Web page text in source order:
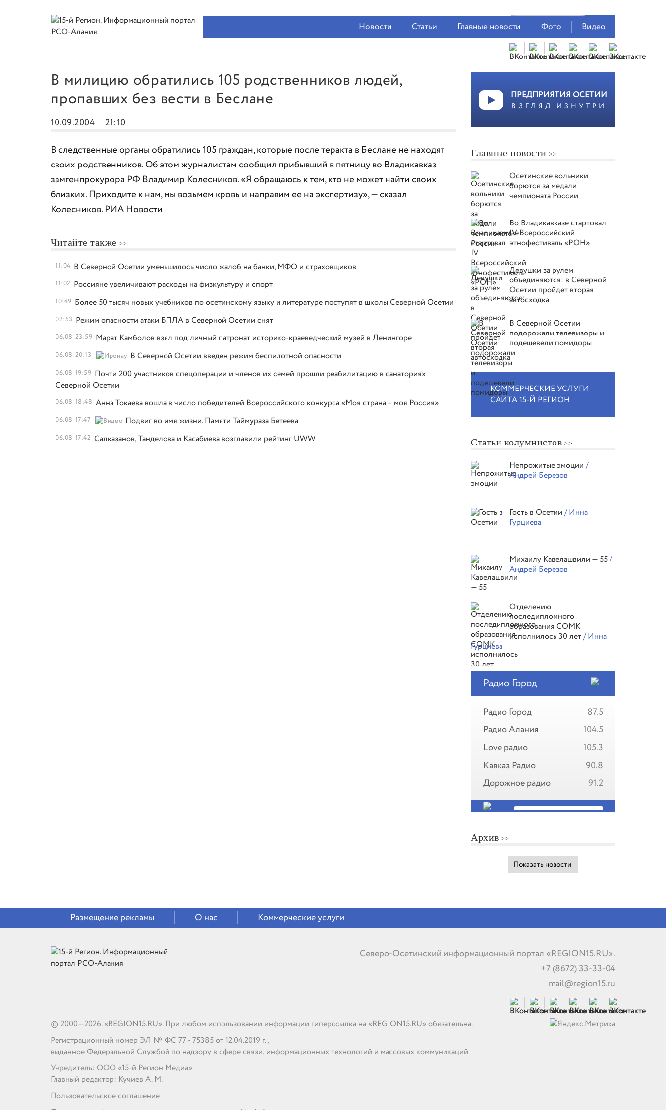
2.64 м/с
Новости Статьи Главные новости Фото Видео
В милицию обратились 105 родственников людей,
пропавших без вести в Беслане
10.09.2004 21:10
В следственные органы обратились 105 граждан, которые после теракта в Беслане не находят
своих родственников. Об этом журналистам сообщил прибывший в пятницу во Владикавказ
замгенпрокурора РФ Владимир Колесников. «Я обращаюсь к тем, кто не может найти своих
близких. Приходите к нам, мы возьмем кровь и направим ее на экспертизу», — сказал
Колесников. РИА Новости
Читайте также
11:04 В Северной Осетии уменьшилось число жалоб на банки, МФО и страховщиков
11:02 Россияне увеличивают расходы на физкультуру и спорт
10:49 Более 50 тысяч новых учебников по осетинскому языку и литературе поступят в школы Северной Осетии
02:53 Режим опасности атаки БПЛА в Северной Осетии снят
06.08 23:59 Марат Камболов взял под личный патронат историко-краеведческий музей в Ленингоре
06.08 20:13 В Северной Осетии введен режим беспилотной опасности
06.08 19:59 Почти 200 участников спецоперации и членов их семей прошли реабилитацию в санаториях
Северной Осетии
06.08 18:48 Анна Токаева вошла в число победителей Всероссийского конкурса «Моя страна – моя Россия»
06.08 17:47 Подвиг во имя жизни. Памяти Таймураза Бетеева
06.08 17:42 Салказанов, Танделова и Касабиева возглавили рейтинг UWW
ПРЕДПРИЯТИЯ ОСЕТИИ
ВЗГЛЯД ИЗНУТРИ
Главные новости
Осетинские вольники
борются за медали
чемпионата России
Во Владикавказе стартовал
IV Всероссийский
этнофестиваль «РОН»
Девушки за рулем
объединяются: в Северной
Осетии пройдет вторая
автосходка
В Северной Осетии
подорожали телевизоры и
подешевели помидоры
КОММЕРЧЕСКИЕ УСЛУГИ
САЙТА 15-Й РЕГИОН
Статьи колумнистов
Непрожитые эмоции/
Андрей Березов
Гость в Осетии/ Инна
Гурциева
Михаилу Кавелашвили — 55/
Андрей Березов
Отделению
последипломного
образования СОМК
исполнилось 30 лет/ Инна
Гурциева
Радио Город
Радио Город
87.5
Радио Алания
104.5
Love радио
105.3
Кавказ Радио
90.8
Дорожное радио
91.2
Архив
Показать новости
Размещение рекламы О нас Коммерческие услуги
Северо-Осетинский информационный портал «REGION15.RU».
+7 (8672) 33-33-04
mail@region15.ru
© 2000—2026. «REGION15.RU». При любом использовании информации гиперссылка на «REGION15.RU» обязательна.
Регистрационный номер ЭЛ № ФС 77 - 75385 от 12.04.2019 г.,
выданное Федеральной Службой по надзору в сфере связи, информационных технологий и массовых коммуникаций
Учредитель: ООО «15-й Регион Медиа»
Главный редактор: Кучиев А. М.
Пользовательское соглашение